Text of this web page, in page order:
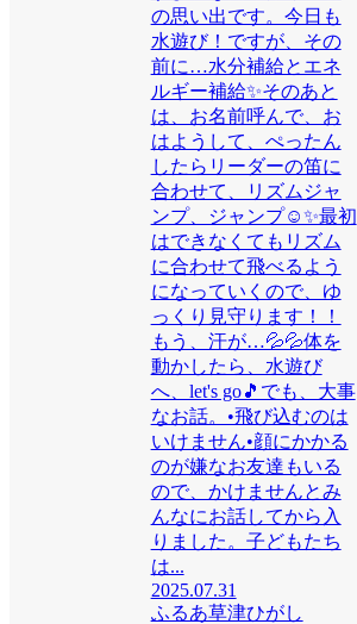
の思い出です。今日も
水遊び！ですが、その
前に…水分補給とエネ
ルギー補給✨そのあと
は、お名前呼んで、お
はようして、ぺったん
したらリーダーの笛に
合わせて、リズムジャ
ンプ、ジャンプ☺️✨最初
はできなくてもリズム
に合わせて飛べるよう
になっていくので、ゆ
っくり見守ります！！
もう、汗が…💦💦体を
動かしたら、水遊び
へ、let's go🎵でも、大事
なお話。•飛び込むのは
いけません•顔にかかる
のが嫌なお友達もいる
ので、かけませんとみ
んなにお話してから入
りました。子どもたち
は...
2025.07.31
ふるあ草津ひがし